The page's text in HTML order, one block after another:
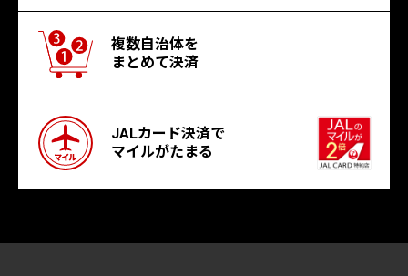
複数自治体を
まとめて決済
JALカード決済で
マイルがたまる